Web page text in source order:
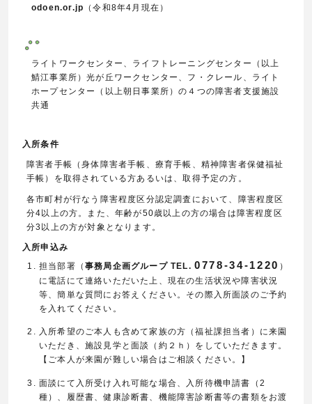
odoen.or.jp （令和8年4月現在）
ライトワークセンター、ライフトレーニングセンター（以上
鯖江事業所）光が丘ワークセンター、フ・クレール、ライト
ホープセンター（以上朝日事業所）の４つの障害者支援施設
共通
入所条件
障害者手帳（身体障害者手帳、療育手帳、精神障害者保健福祉
手帳）を取得されている方あるいは、取得予定の方。
各市町村が行なう障害程度区分認定調査において、障害程度区
分4以上の方。また、年齢が50歳以上の方の場合は障害程度区
分3以上の方が対象となります。
入所申込み
担当部署（ 事務局企画グループ TEL. 0778-34-1220 ）
に電話にて連絡いただいた上、現在の生活状況や障害状況
等、簡単な質問にお答えください。その際入所面談のご予約
を入れてください。
入所希望のご本人も含めて家族の方（福祉課担当者）に来園
いただき、施設見学と面談（約２ｈ）をしていただきます。
【ご本人が来園が難しい場合はご相談ください。】
面談にて入所受け入れ可能な場合、入所待機申請書（2
種）、履歴書、健康診断書、機能障害診断書等の書類をお渡